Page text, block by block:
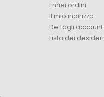
I miei ordini
Il mio indirizzo
Dettagli account
Lista dei desideri